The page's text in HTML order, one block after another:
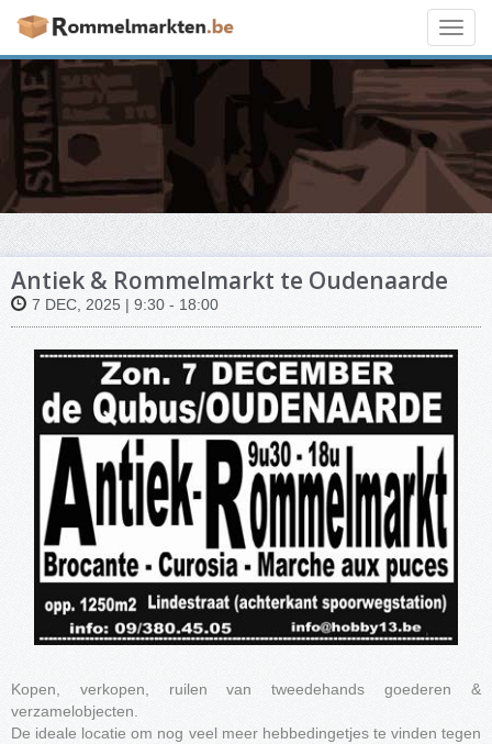
Antiek & Rommelmarkt te Oudenaarde
7 DEC, 2025 | 9:30 - 18:00
Kopen, verkopen, ruilen van tweedehands goederen &
verzamelobjecten.
De ideale locatie om nog veel meer hebbedingetjes te vinden tegen